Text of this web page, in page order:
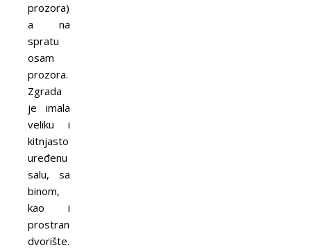
prozora),
a na
spratu
osam
prozora.
Zgrada
je imala
veliku i
kitnjasto
uređenu
salu, sa
binom,
kao i
prostrano
dvorište.